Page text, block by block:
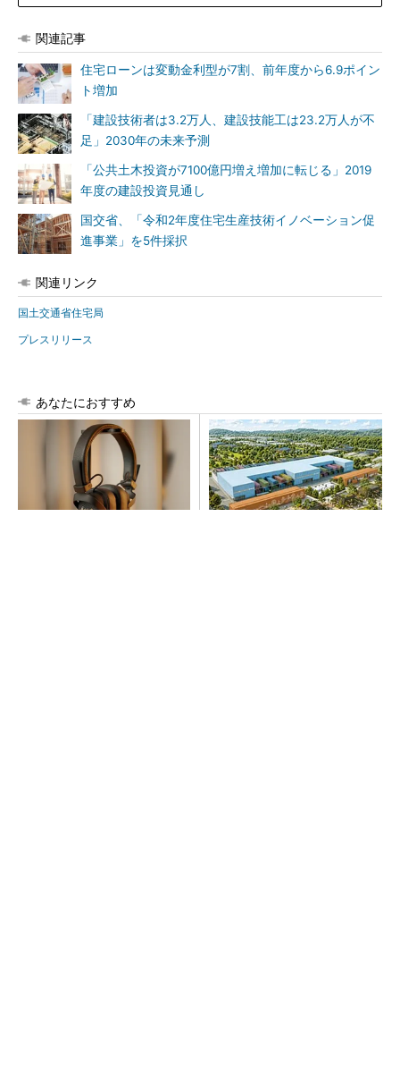
関連記事
住宅ローンは変動金利型が7割、前年度から6.9ポイン
ト増加
「建設技術者は3.2万人、建設技能工は23.2万人が不
足」2030年の未来予測
「公共土木投資が7100億円増え増加に転じる」2019
年度の建設投資見通し
国交省、「令和2年度住宅生産技術イノベーション促
進事業」を5件採択
関連リンク
国土交通省住宅局
プレスリリース
あなたにおすすめ